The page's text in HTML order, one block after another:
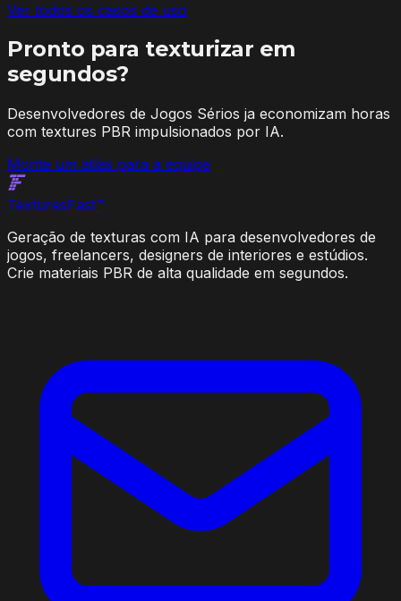
Ver todos os casos de uso
Pronto para texturizar em
segundos?
Desenvolvedores de Jogos Sérios ja economizam horas
com textures PBR impulsionados por IA.
Monte um atlas para a equipe
TexturesFast™
Geração de texturas com IA para desenvolvedores de
jogos, freelancers, designers de interiores e estúdios.
Crie materiais PBR de alta qualidade em segundos.